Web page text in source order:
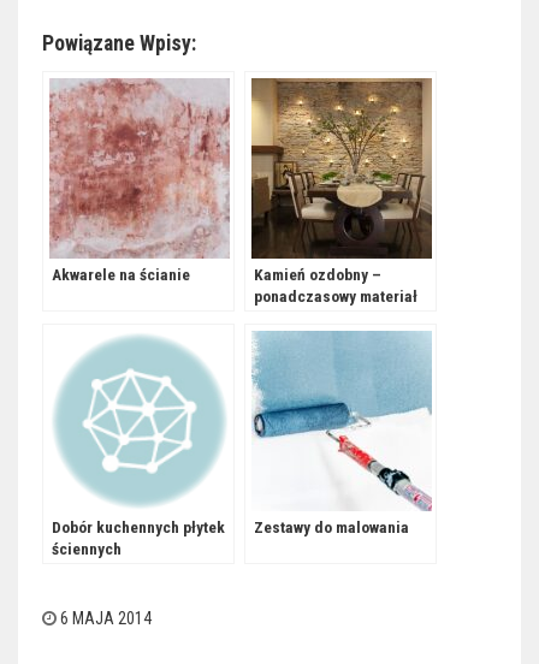
Powiązane Wpisy:
Akwarele na ścianie
Kamień ozdobny –
ponadczasowy materiał
Dobór kuchennych płytek
ściennych
Zestawy do malowania
6 MAJA 2014